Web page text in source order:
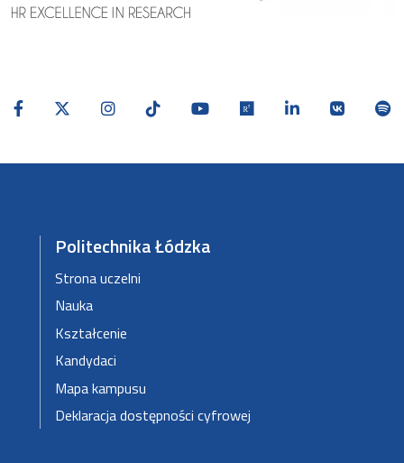
Politechnika Łódzka
Strona uczelni
Nauka
Kształcenie
Kandydaci
Mapa kampusu
Deklaracja dostępności cyfrowej